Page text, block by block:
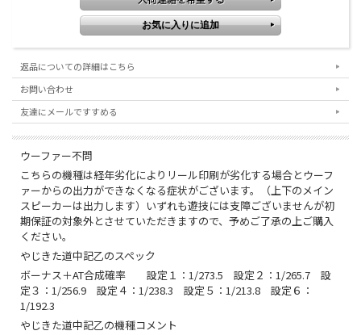
返品についての詳細はこちら
お問い合わせ
友達にメールですすめる
ウーファー不問
こちらの機種は経年劣化によりリール印刷が劣化する場合とウーフ
ァーからの出力ができなくなる症状がございます。（上下のメイン
スピーカーは出力します）いずれも遊技には支障ございませんが初
期保証の対象外とさせていただきますので、予めご了承の上ご購入
ください。
やじきた道中記乙のスペック
ボーナス＋AT合成確率 設定１：1/273.5 設定２：1/265.7 設
定３：1/256.9 設定４：1/238.3 設定５：1/213.8 設定６：
1/192.3
やじきた道中記乙の機種コメント